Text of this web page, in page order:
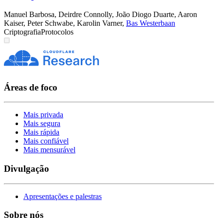
Manuel Barbosa, Deirdre Connolly, João Diogo Duarte, Aaron
Kaiser, Peter Schwabe, Karolin Varner, Bas Westerbaan
CriptografiaProtocolos
Áreas de foco
Mais privada
Mais segura
Mais rápida
Mais confiável
Mais mensurável
Divulgação
Apresentações e palestras
Sobre nós